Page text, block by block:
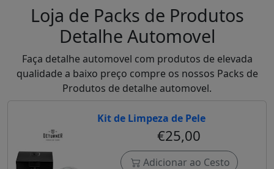
Loja de Packs de Produtos
Detalhe Automovel
Faça detalhe automovel com produtos de elevada
qualidade a baixo preço compre os nossos Packs de
Produtos de detalhe automovel.
Kit de Limpeza de Pele
€25,00
Adicionar ao Cesto